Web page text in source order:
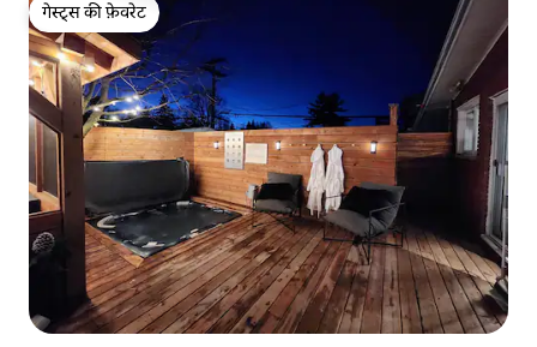
गेस्ट्स की फ़ेवरेट
गेस्ट्स की फ़ेवरेट